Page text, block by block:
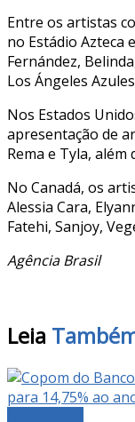
Entre os artistas
no Estádio Azteca
Fernández,
Los Ángeles
Nos Estados
apresentação de
Rema e Tyla,
No Canadá, os
Alessia Cara,
Fatehi, Sanjoy,
Agência Brasil
Leia